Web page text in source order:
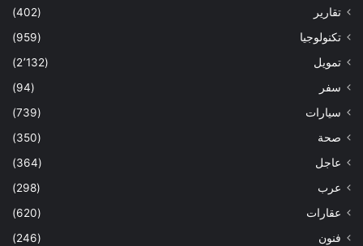
تقارير
(402)
تكنولوجيا
(959)
تمويل
(2٬132)
سفر
(94)
سيارات
(739)
صحة
(350)
عاجل
(364)
عرب
(298)
عقارات
(620)
فنون
(246)